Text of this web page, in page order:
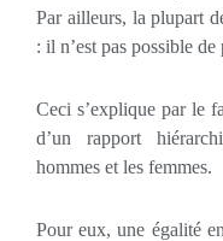
Par ailleurs, la plupart
: il n’est pas possible
Ceci s’explique par le
d’un rapport
hommes et les femmes.
Pour eux, une égalité